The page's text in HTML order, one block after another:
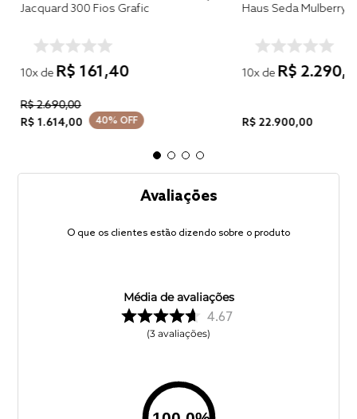
Jacquard 300 Fios Grafic
10x de R$ 161,40
R$2.690,00
R$ 1.614,00 40% OFF
Haus Seda Mulberry
10x de R$ 2.290,
R$22.900,00
Avaliações
O que os clientes estão dizendo sobre o produto
Média de avaliações
4.67
3 avaliações